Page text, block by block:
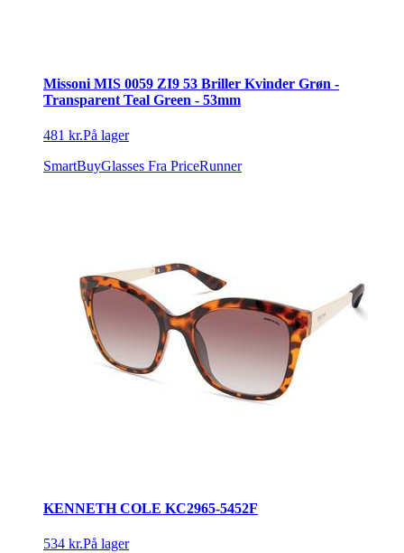
Missoni MIS 0059 ZI9 53 Briller Kvinder Grøn -
Transparent Teal Green - 53mm
481 kr.På lager
SmartBuyGlasses Fra PriceRunner
KENNETH COLE KC2965-5452F
534 kr.På lager